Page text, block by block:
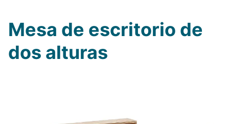
Mesa de escritorio de
dos alturas